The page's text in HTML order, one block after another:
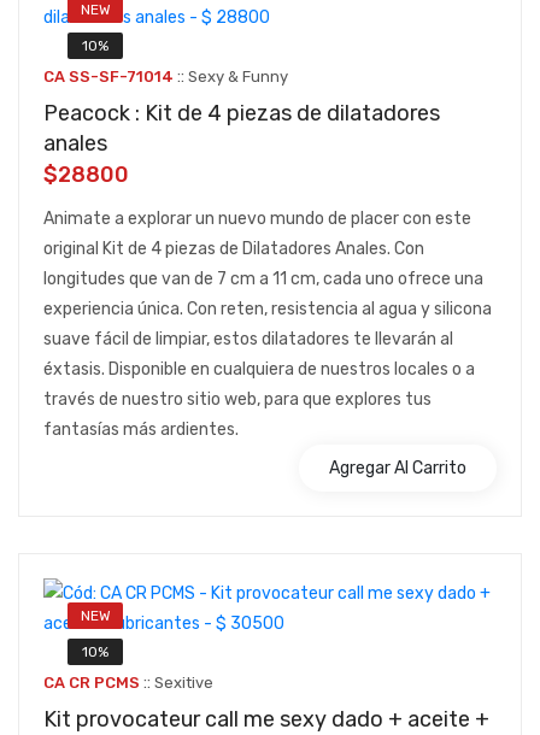
NEW
10%
CA SS-SF-71014 :: Sexy & Funny
Peacock : Kit de 4 piezas de dilatadores
anales
$28800
Animate a explorar un nuevo mundo de placer con este
original Kit de 4 piezas de Dilatadores Anales. Con
longitudes que van de 7 cm a 11 cm, cada uno ofrece una
experiencia única. Con reten, resistencia al agua y silicona
suave fácil de limpiar, estos dilatadores te llevarán al
éxtasis. Disponible en cualquiera de nuestros locales o a
través de nuestro sitio web, para que explores tus
fantasías más ardientes.
Agregar Al Carrito
NEW
10%
CA CR PCMS :: Sexitive
Kit provocateur call me sexy dado + aceite +